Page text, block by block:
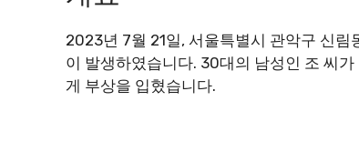
2023년 7월 21일, 서울특별시 관악구 신림
이 발생하였습니다. 30대의 남성인 조 씨
게 부상을 입혔습니다.